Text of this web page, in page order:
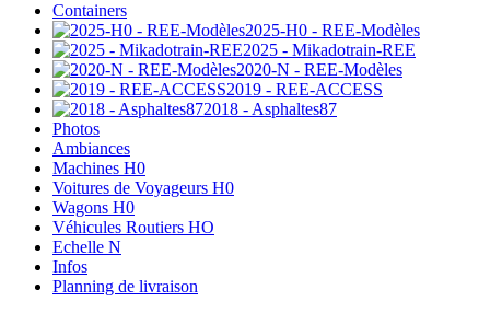
Containers
2025-H0 - REE-Modèles
2025 - Mikadotrain-REE
2020-N - REE-Modèles
2019 - REE-ACCESS
2018 - Asphaltes87
Photos
Ambiances
Machines H0
Voitures de Voyageurs H0
Wagons H0
Véhicules Routiers HO
Echelle N
Infos
Planning de livraison